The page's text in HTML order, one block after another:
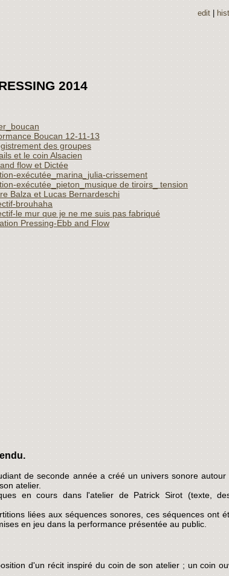
edit
2014
Boucan 12-11-13
des groupes
et le coin Alsacien
flow et Dictée
exécutée_marina_julia-crissement
exécutée_pieton_musique de tiroirs_ tension
Balza et Lucas Bernardeschi
brouhaha
le mur que je ne me suis pas fabriqué
Pressing-Ebb and Flow
de seconde année a créé un univers sonore autour
atelier.
en cours dans l'atelier de Patrick Sirot (texte,
liées aux séquences sonores, ces séquences ont
en jeu dans la performance présentée au public.
d'un récit inspiré du coin de son atelier ; un coin